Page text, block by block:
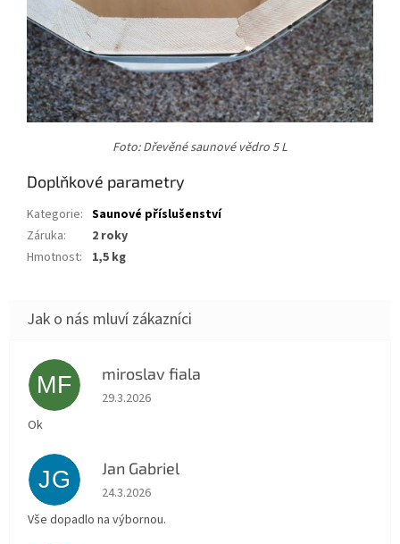
Foto: Dřevěné saunové vědro 5 L
Doplňkové parametry
Kategorie:
Saunové příslušenství
Záruka:
2 roky
Hmotnost: 1,5 kg
MF miroslav fiala
Hodnocení obchodu je 5 z 5 hvězdiček.
29.3.2026
Ok
JG Jan Gabriel
Hodnocení obchodu je 5 z 5 hvězdiček.
24.3.2026
Vše dopadlo na výbornou.